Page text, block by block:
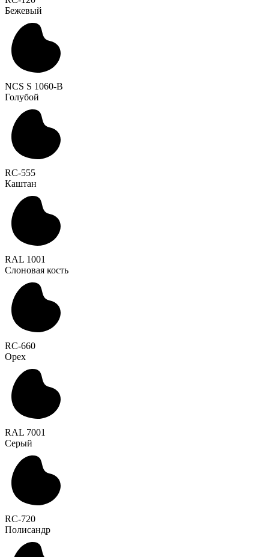
Бежевый
NCS S 1060-B
Голубой
RC-555
Каштан
RAL 1001
Слоновая кость
RC-660
Орех
RAL 7001
Серый
RC-720
Полисандр